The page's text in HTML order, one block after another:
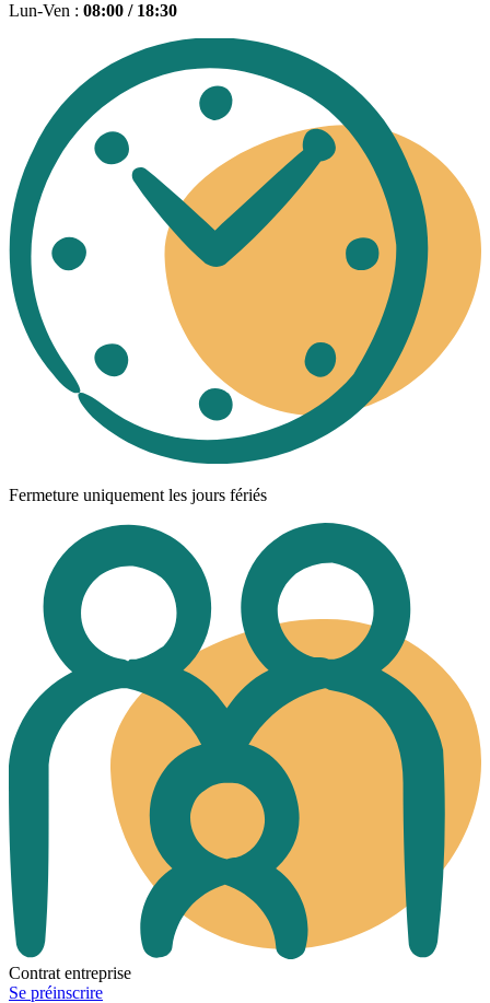
Lun-Ven : 08:00 / 18:30
Fermeture uniquement les jours fériés
Contrat entreprise
Se préinscrire